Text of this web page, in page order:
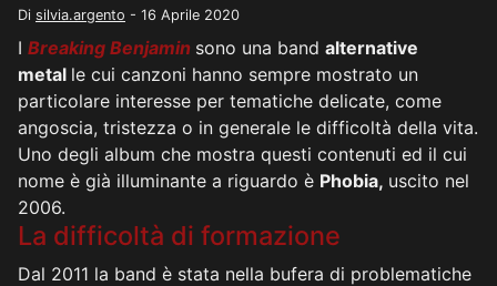
Di silvia.argento - 16 Aprile 2020
I Breaking Benjamin sono una band alternative
metal le cui canzoni hanno sempre mostrato un
particolare interesse per tematiche delicate, come
angoscia, tristezza o in generale le difficoltà della vita.
Uno degli album che mostra questi contenuti ed il cui
nome è già illuminante a riguardo è Phobia, uscito nel
2006.
La difficoltà di formazione
Dal 2011 la band è stata nella bufera di problematiche